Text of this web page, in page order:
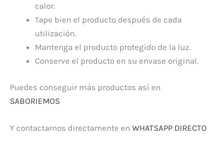
calor.
Tape bien el producto después de cada
utilización.
Mantenga el producto protegido de la luz.
Conserve el producto en su envase original.
Puedes conseguir más productos así en
SABORIEMOS
Y contactarnos directamente en WHATSAPP DIRECTO